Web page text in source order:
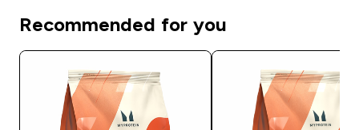
Recommended for you